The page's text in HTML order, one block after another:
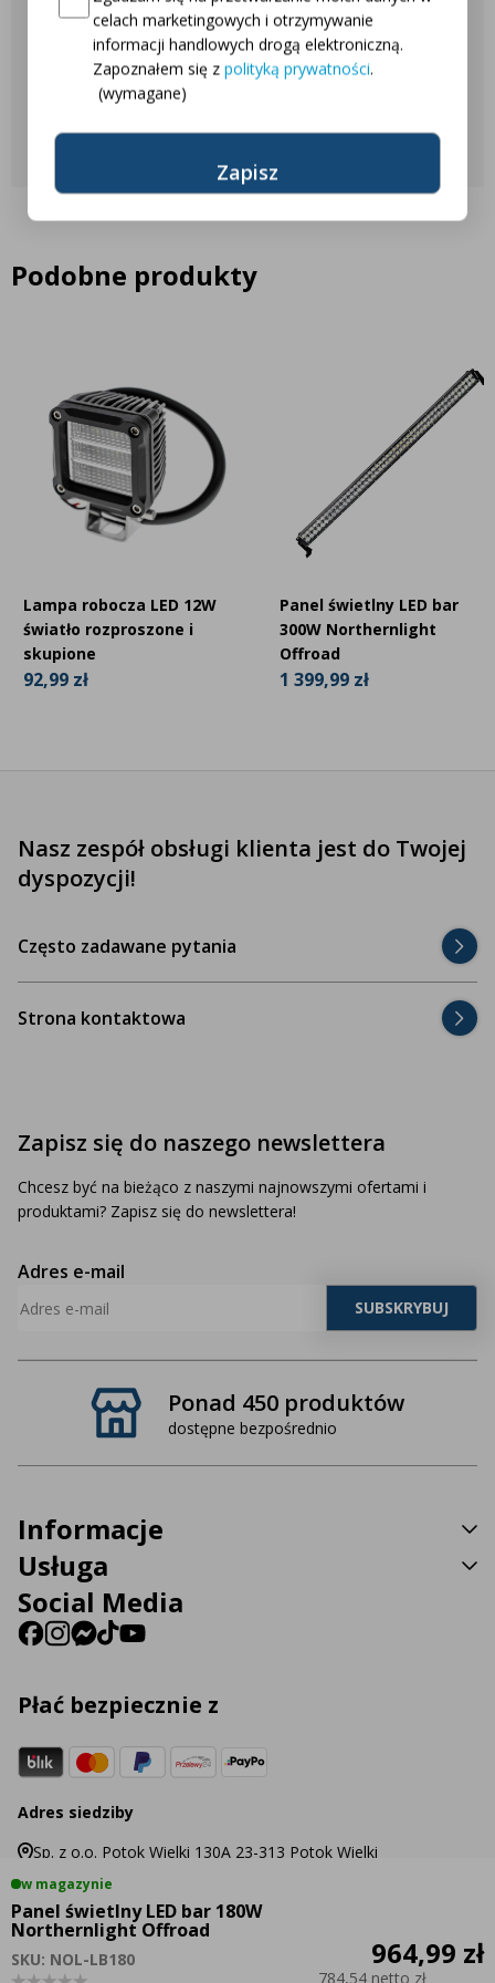
w magazynie
Panel świetlny LED bar 180W
Northernlight Offroad
SKU: NOL-LB180 964,99 zł
784,54 netto zł
Najczęściej zadawane pytania
Podobne produkty
Lampa robocza LED 12W
światło rozproszone i
skupione
92,99 zł
Panel świetlny LED bar
300W Northernlight
Offroad
1 399,99 zł
Ponad 450 produktów
dostępne bezpośrednio
Nasz zespół obsługi klienta jest do Twojej
dyspozycji!
Często zadawane pytania
Strona kontaktowa
Zapisz się do naszego newslettera
Chcesz być na bieżąco z naszymi najnowszymi ofertami i
produktami? Zapisz się do newslettera!
Adres e-mail
Informacje
Usługa
Social Media
Płać bezpiecznie z
Adres siedziby
Sp. z o.o. Potok Wielki 130A 23-313 Potok Wielki
© 2026 Agraled.pl
celach marketingowych i otrzymywanie
informacji handlowych drogą elektroniczną.
Zapoznałem się z polityką prywatności.
(wymagane)